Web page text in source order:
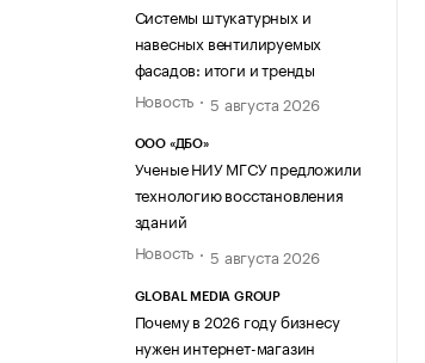
Системы штукатурных и
навесных вентилируемых
фасадов: итоги и тренды
Новость
5 августа 2026
ООО «ДБО»
Ученые НИУ МГСУ предложили
технологию восстановления
зданий
Новость
5 августа 2026
GLOBAL MEDIA GROUP
Почему в 2026 году бизнесу
нужен интернет-магазин